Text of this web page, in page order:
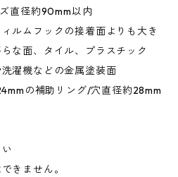
直径約90mm以内
ルムフックの接着面よりも大き
な面、タイル、プラスチック
濯機などの金属塗装面
の補助リング/穴直径約28mm
きません。